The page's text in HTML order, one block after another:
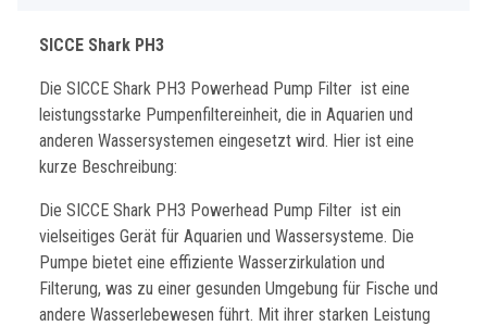
SICCE Shark PH3
Die SICCE Shark PH3 Powerhead Pump Filter ist eine
leistungsstarke Pumpenfiltereinheit, die in Aquarien und
anderen Wassersystemen eingesetzt wird. Hier ist eine
kurze Beschreibung:
Die SICCE Shark PH3 Powerhead Pump Filter ist ein
vielseitiges Gerät für Aquarien und Wassersysteme. Die
Pumpe bietet eine effiziente Wasserzirkulation und
Filterung, was zu einer gesunden Umgebung für Fische und
andere Wasserlebewesen führt. Mit ihrer starken Leistung